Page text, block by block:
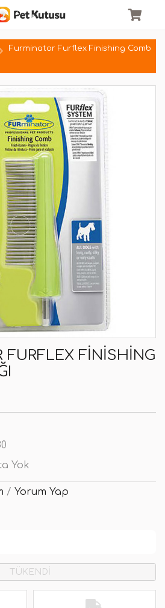
Furminator Furflex Finishing Comb
FURFLEX FINISHING
Yok
/ Yorum Yap
TÜKENDİ